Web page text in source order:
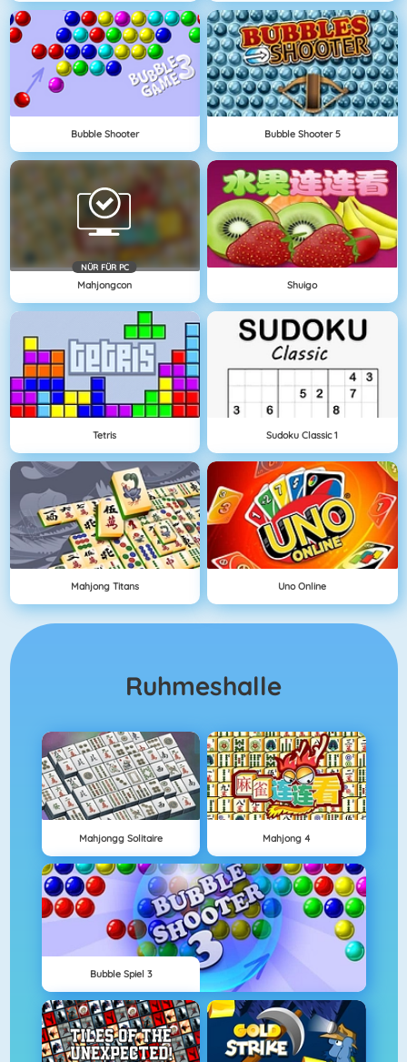
Bubble Shooter Bubble Shooter 5
NÜR FÜR PC
Mahjongcon Shuigo
Tetris Sudoku Classic 1
Mahjong Titans Uno Online
Ruhmeshalle
Mahjongg Solitaire Mahjong 4
Bubble Spiel 3